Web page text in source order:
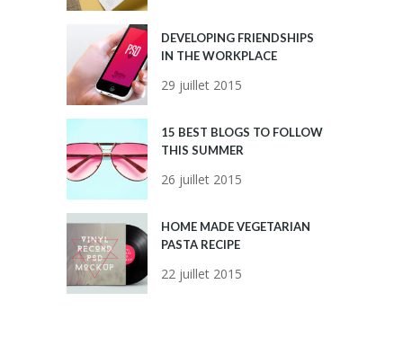
DEVELOPING FRIENDSHIPS
IN THE WORKPLACE
29 juillet 2015
15 BEST BLOGS TO FOLLOW
THIS SUMMER
26 juillet 2015
HOME MADE VEGETARIAN
PASTA RECIPE
22 juillet 2015